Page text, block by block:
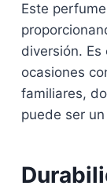
Este
diversión.
ocasiones
familiares,
puede ser